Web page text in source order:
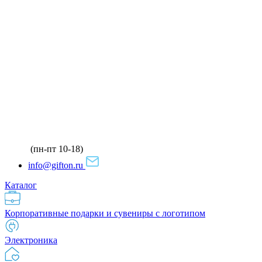
(пн-пт 10-18)
info@gifton.ru
Каталог
Корпоративные подарки и сувениры с логотипом
Электроника